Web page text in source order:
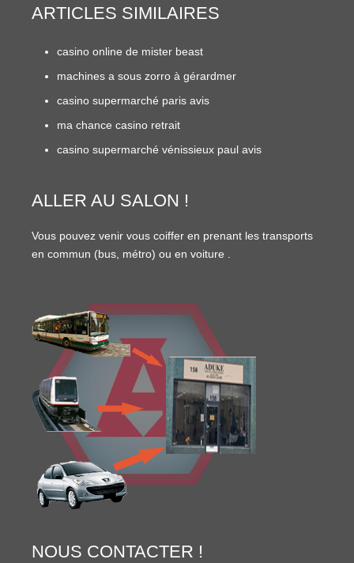
ARTICLES SIMILAIRES
casino online de mister beast
machines a sous zorro à gérardmer
casino supermarché paris avis
ma chance casino retrait
casino supermarché vénissieux paul avis
ALLER AU SALON !
Vous pouvez venir vous coiffer en prenant les transports
en commun (bus, métro) ou en voiture .
NOUS CONTACTER !